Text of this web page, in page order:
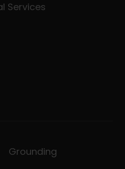
Services
Grounding